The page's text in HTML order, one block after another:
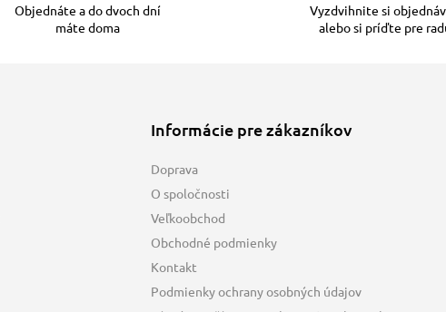
Objednáte a do dvoch dní
máte doma
Vyzdvihnite si
alebo si príďte pre
Informácie pre zákazníkov
Doprava
O spoločnosti
Veľkoobchod
Obchodné podmienky
Kontakt
Podmienky ochrany osobných údajov